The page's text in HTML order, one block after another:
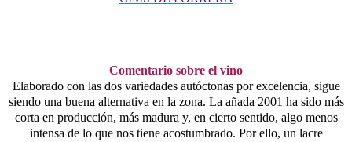
Comentario sobre el vino
Elaborado con las dos variedades autóctonas por excelencia, sigue
siendo una buena alternativa en la zona. La añada 2001 ha sido más
corta en producción, más madura y, en cierto sentido, algo menos
intensa de lo que nos tiene acostumbrado. Por ello, un lacre